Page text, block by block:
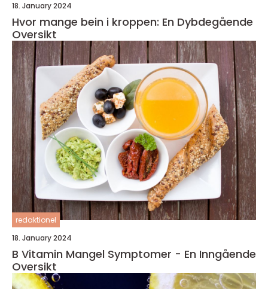
18. January 2024
Hvor mange bein i kroppen: En Dybdegående
Oversikt
redaktionel
18. January 2024
B Vitamin Mangel Symptomer - En Inngående
Oversikt